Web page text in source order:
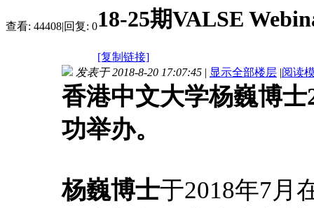
查看: 44408|回复: 018-25期VALSE
[复制链接]
发表于 2018-8-20 17:07:45 | 显示全部楼层 |阅读
香港中文大学杨巍博士
功举办。
杨巍博士于2018年7月